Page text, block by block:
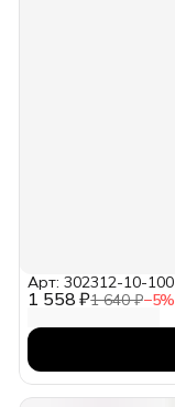
1 558 ₽1 640 ₽−5%
Арт: 302312-10-100